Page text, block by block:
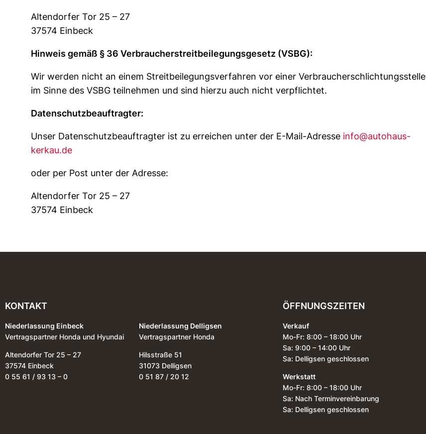
Altendorfer Tor 25 – 27
37574 Einbeck
Hinweis gemäß § 36 Verbraucherstreitbeilegungsgesetz (VSBG):
Wir werden nicht an einem Streitbeilegungsverfahren vor einer Verbraucherschlichtungsstelle
im Sinne des VSBG teilnehmen und sind hierzu auch nicht verpflichtet.
Datenschutzbeauftragter:
Unser Datenschutzbeauftragter ist zu erreichen unter der E-Mail-Adresse info@autohaus-
kerkau.de
oder per Post unter der Adresse:
Altendorfer Tor 25 – 27
37574 Einbeck
KONTAKT
Niederlassung Einbeck
Vertragspartner Honda und Hyundai
Altendorfer Tor 25 – 27
37574 Einbeck
0 55 61 / 93 13 – 0
Niederlassung Delligsen
Vertragspartner Honda
Hilsstraße 51
31073 Delligsen
0 51 87 / 20 12
ÖFFNUNGSZEITEN
Verkauf
Mo-Fr: 8:00 – 18:00 Uhr
Sa: 9:00 – 14:00 Uhr
Sa: Delligsen geschlossen
Werkstatt
Mo-Fr: 8:00 – 18:00 Uhr
Sa: Nach Terminvereinbarung
Sa: Delligsen geschlossen